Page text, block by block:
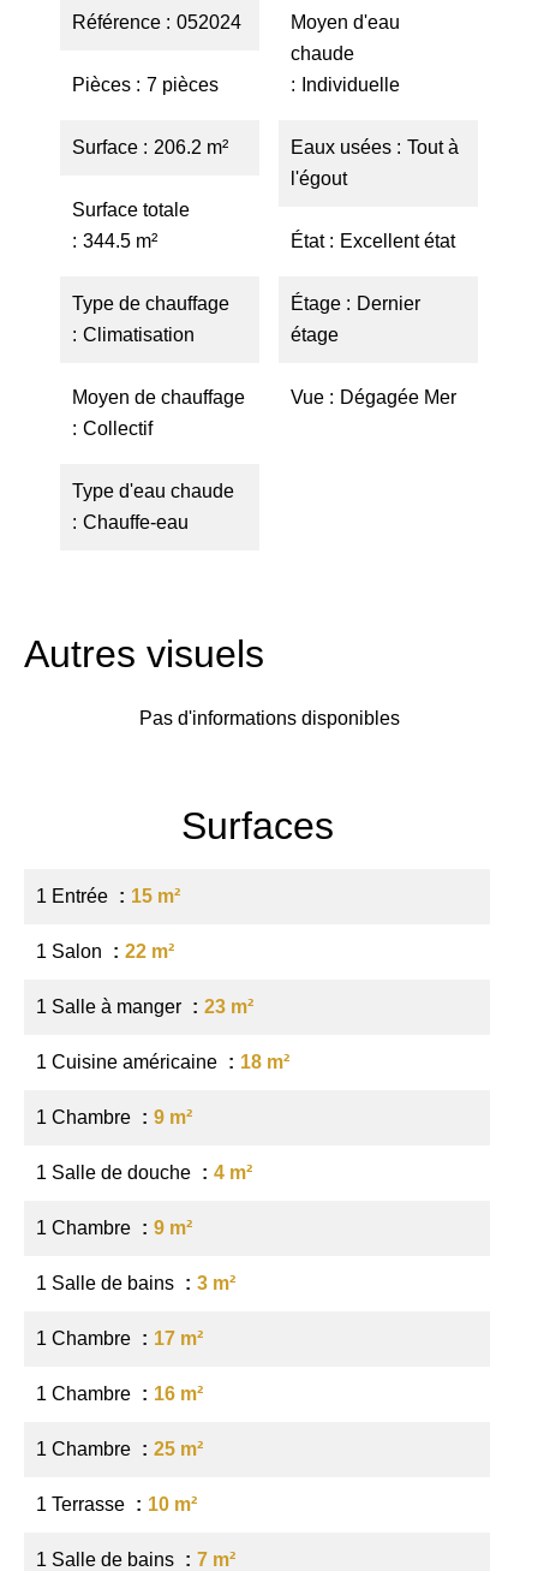
Référence 052024
Pièces 7 pièces
Surface 206.2 m²
Surface totale
344.5 m²
Type de chauffage
Climatisation
Moyen de chauffage
Collectif
Type d'eau chaude
Chauffe-eau
Moyen d'eau
chaude
Individuelle
Eaux usées
Tout à
l'égout
État Excellent état
Étage
Dernier
étage
Vue Dégagée Mer
Autres visuels
Pas d'informations disponibles
Surfaces
1 Entrée 15 m²
1 Salon 22 m²
1 Salle à manger 23 m²
1 Cuisine américaine 18 m²
1 Chambre 9 m²
1 Salle de douche 4 m²
1 Chambre 9 m²
1 Salle de bains 3 m²
1 Chambre 17 m²
1 Chambre 16 m²
1 Chambre 25 m²
1 Terrasse 10 m²
1 Salle de bains 7 m²